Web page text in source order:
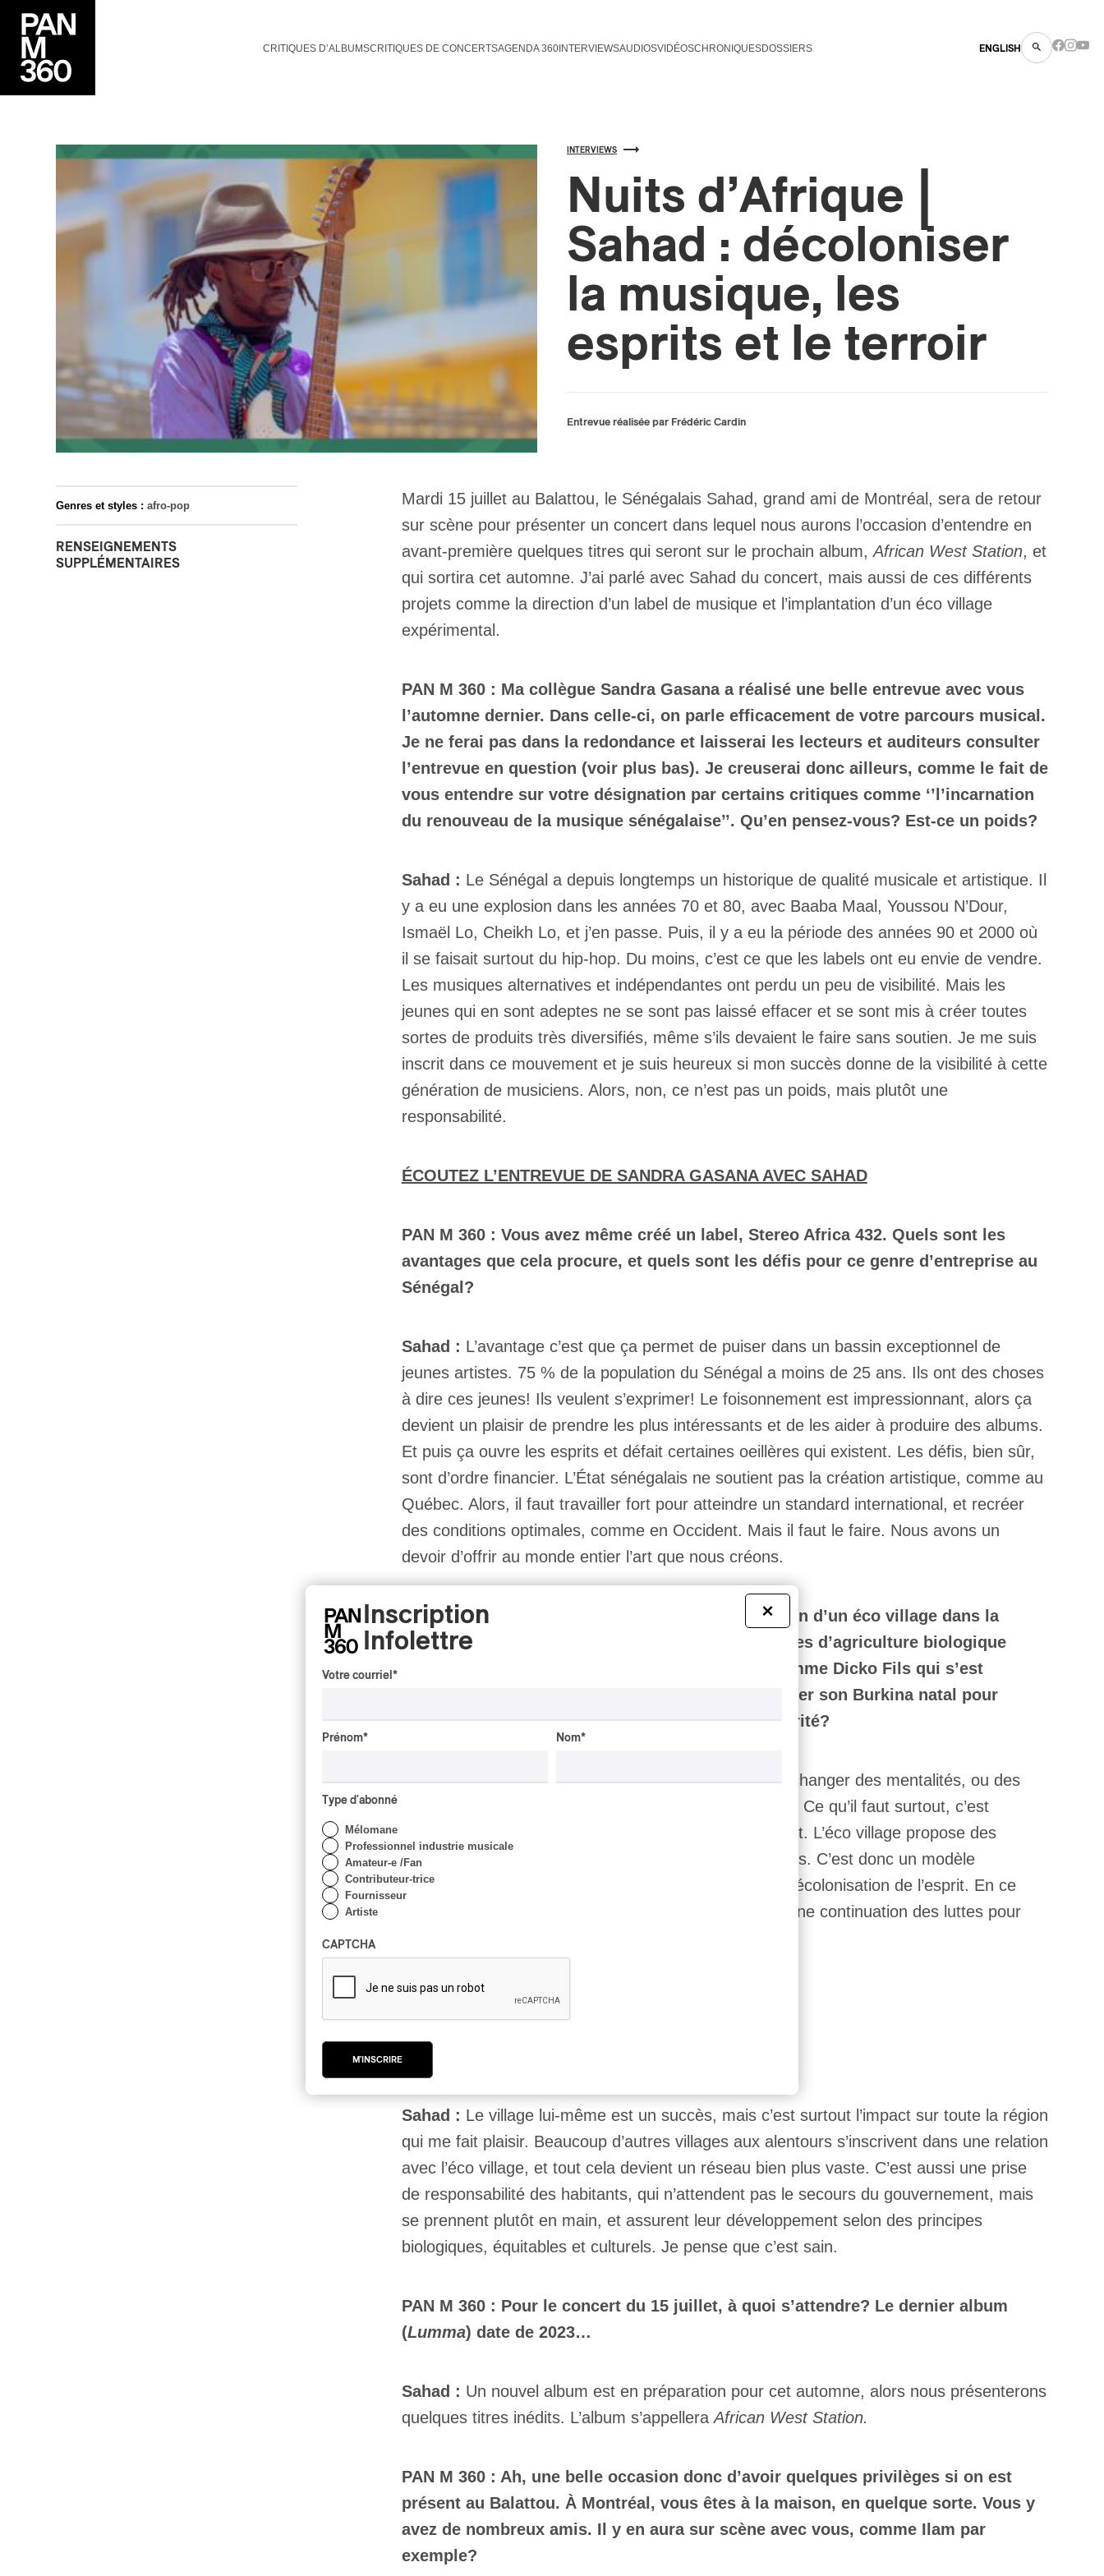
CRITIQUES D’ALBUMSCRITIQUES DE CONCERTSAGENDA 360INTERVIEWSAUDIOSVIDÉOSCHRONIQUESDOSSIERS ENGLISH
INTERVIEWS
Nuits d’Afrique |
Sahad : décoloniser
la musique, les
esprits et le terroir
Entrevue réalisée par Frédéric Cardin
Genres et styles : afro-pop
RENSEIGNEMENTS
SUPPLÉMENTAIRES
Mardi 15 juillet au Balattou, le Sénégalais Sahad, grand ami de Montréal, sera de retour
sur scène pour présenter un concert dans lequel nous aurons l’occasion d’entendre en
avant-première quelques titres qui seront sur le prochain album, African West Station, et
qui sortira cet automne. J’ai parlé avec Sahad du concert, mais aussi de ces différents
projets comme la direction d’un label de musique et l’implantation d’un éco village
expérimental.
PAN M 360 : Ma collègue Sandra Gasana a réalisé une belle entrevue avec vous
l’automne dernier. Dans celle-ci, on parle efficacement de votre parcours musical.
Je ne ferai pas dans la redondance et laisserai les lecteurs et auditeurs consulter
l’entrevue en question (voir plus bas). Je creuserai donc ailleurs, comme le fait de
vous entendre sur votre désignation par certains critiques comme ‘’l’incarnation
du renouveau de la musique sénégalaise’’. Qu’en pensez-vous? Est-ce un poids?
Sahad : Le Sénégal a depuis longtemps un historique de qualité musicale et artistique. Il
y a eu une explosion dans les années 70 et 80, avec Baaba Maal, Youssou N’Dour,
Ismaël Lo, Cheikh Lo, et j’en passe. Puis, il y a eu la période des années 90 et 2000 où
il se faisait surtout du hip-hop. Du moins, c’est ce que les labels ont eu envie de vendre.
Les musiques alternatives et indépendantes ont perdu un peu de visibilité. Mais les
jeunes qui en sont adeptes ne se sont pas laissé effacer et se sont mis à créer toutes
sortes de produits très diversifiés, même s’ils devaient le faire sans soutien. Je me suis
inscrit dans ce mouvement et je suis heureux si mon succès donne de la visibilité à cette
génération de musiciens. Alors, non, ce n’est pas un poids, mais plutôt une
responsabilité.
ÉCOUTEZ L’ENTREVUE DE SANDRA GASANA AVEC SAHAD
PAN M 360 : Vous avez même créé un label, Stereo Africa 432. Quels sont les
avantages que cela procure, et quels sont les défis pour ce genre d’entreprise au
Sénégal?
Sahad : L’avantage c’est que ça permet de puiser dans un bassin exceptionnel de
jeunes artistes. 75 % de la population du Sénégal a moins de 25 ans. Ils ont des choses
à dire ces jeunes! Ils veulent s’exprimer! Le foisonnement est impressionnant, alors ça
devient un plaisir de prendre les plus intéressants et de les aider à produire des albums.
Et puis ça ouvre les esprits et défait certaines oeillères qui existent. Les défis, bien sûr,
sont d’ordre financier. L’État sénégalais ne soutient pas la création artistique, comme au
Québec. Alors, il faut travailler fort pour atteindre un standard international, et recréer
des conditions optimales, comme en Occident. Mais il faut le faire. Nous avons un
devoir d’offrir au monde entier l’art que nous créons.
PAN M 360 : Vous avez aussi contribué à la création d’un éco village dans la
campagne sénégalaise. C’est basé sur des principes d’agriculture biologique
équitable. Avez-vous rencontré des difficultés, comme Dicko Fils qui s’est
impliqué socialement lui aussi, mais qui a dû quitter son Burkina natal pour
s’établir à Montréal, après des menaces à sa sécurité?
Sahad :Il y a des difficultés bien sûr. Quand on veut changer des mentalités, ou des
façons de faire bien enracinées, certains s’y objectent. Ce qu’il faut surtout, c’est
décoloniser les habitudes économiques et l’état d’esprit. L’éco village propose des
alternatives qui sont basées sur des savoirs endogènes. C’est donc un modèle
sénégalais par les Sénégalais. Penser bio, c’est une décolonisation de l’esprit. En ce
sens ça passe mieux dans certains esprits, car c’est une continuation des luttes pour
ÉCOUTEZ L’ENTREVUE AVEC DICKO FILS
PAN M 360 : Et quel bilan en faites vous?
Sahad : Le village lui-même est un succès, mais c’est surtout l’impact sur toute la région
qui me fait plaisir. Beaucoup d’autres villages aux alentours s’inscrivent dans une relation
avec l’éco village, et tout cela devient un réseau bien plus vaste. C’est aussi une prise
de responsabilité des habitants, qui n’attendent pas le secours du gouvernement, mais
se prennent plutôt en main, et assurent leur développement selon des principes
biologiques, équitables et culturels. Je pense que c’est sain.
PAN M 360 : Pour le concert du 15 juillet, à quoi s’attendre? Le dernier album
(Lumma) date de 2023…
Sahad : Un nouvel album est en préparation pour cet automne, alors nous présenterons
quelques titres inédits. L’album s’appellera African West Station.
PAN M 360 : Ah, une belle occasion donc d’avoir quelques privilèges si on est
présent au Balattou. À Montréal, vous êtes à la maison, en quelque sorte. Vous y
avez de nombreux amis. Il y en aura sur scène avec vous, comme Ilam par
exemple?
×
Inscription
Infolettre
Votre courriel *
Prénom* Nom*
Type d'abonné
Mélomane
Professionnel industrie musicale
Amateur-e /Fan
Contributeur-trice
Fournisseur
Artiste
CAPTCHA
M'INSCRIRE